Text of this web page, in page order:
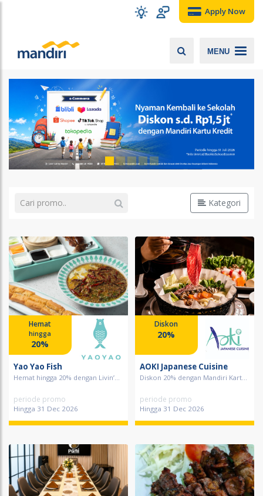
Apply Now
MENU
Kategori
Hemat
hingga
20%
Yao Yao Fish
Hemat hingga 20% dengan Livin’...
periode promo
Hingga 31 Dec 2026
Diskon
20%
AOKI Japanese Cuisine
Diskon 20% dengan Mandiri Kart...
periode promo
Hingga 31 Dec 2026